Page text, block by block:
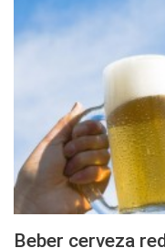
Beber cerveza